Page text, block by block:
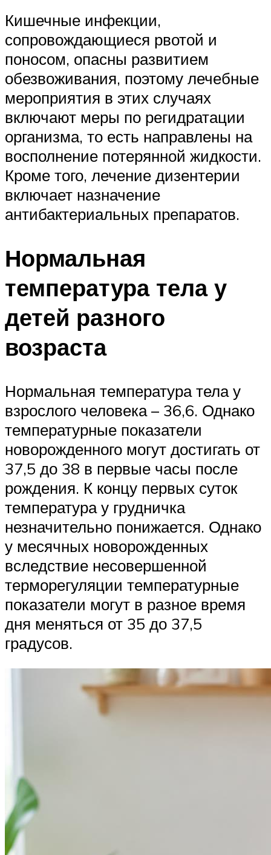
Кишечные инфекции,
сопровождающиеся рвотой и
поносом, опасны развитием
обезвоживания, поэтому лечебные
мероприятия в этих случаях
включают меры по регидратации
организма, то есть направлены на
восполнение потерянной жидкости.
Кроме того, лечение дизентерии
включает назначение
антибактериальных препаратов.
Нормальная
температура тела у
детей разного
возраста
Нормальная температура тела у
взрослого человека – 36,6. Однако
температурные показатели
новорожденного могут достигать от
37,5 до 38 в первые часы после
рождения. К концу первых суток
температура у грудничка
незначительно понижается. Однако
у месячных новорожденных
вследствие несовершенной
терморегуляции температурные
показатели могут в разное время
дня меняться от 35 до 37,5
градусов.